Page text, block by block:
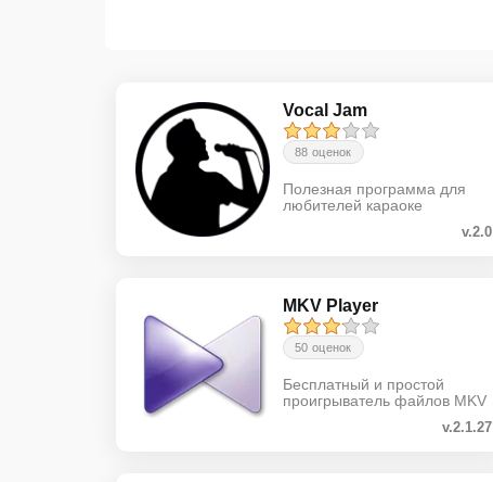
Vocal Jam
88 оценок
Полезная программа для
любителей караоке
v.2.0
MKV Player
50 оценок
Бесплатный и простой
проигрыватель файлов MKV
v.2.1.27